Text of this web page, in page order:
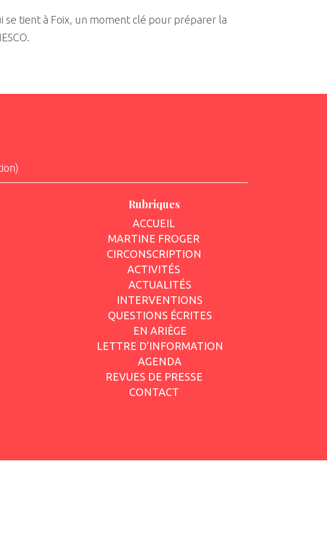
se tient à Foix, un moment clé pour préparer la
Rubriques
ACCUEIL
MARTINE FROGER
CIRCONSCRIPTION
ACTIVITÉS
ACTUALITÉS
INTERVENTIONS
QUESTIONS ÉCRITES
EN ARIÈGE
LETTRE D’INFORMATION
AGENDA
REVUES DE PRESSE
CONTACT